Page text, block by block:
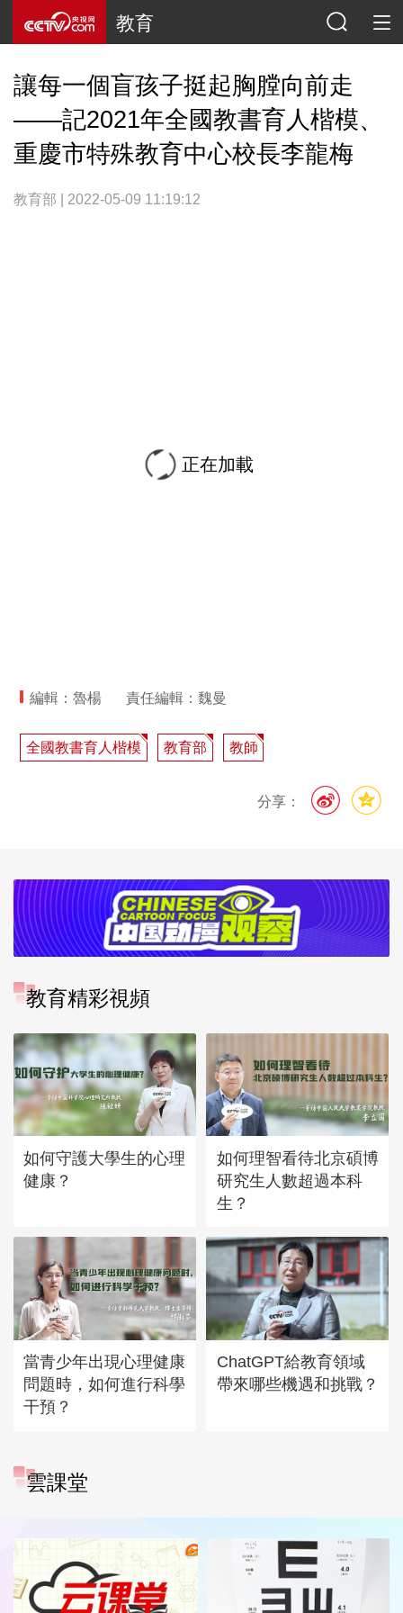
教育
讓每一個盲孩子挺起胸膛向前走
——記2021年全國教書育人楷模、
重慶市特殊教育中心校長李龍梅
教育部 | 2022-05-09 11:19:12
正在加載
編輯：魯楊 責任編輯：魏曼
全國教書育人楷模 教育部 教師
分享：
教育精彩視頻
如何守護大學生的心理
健康？
如何理智看待北京碩博
研究生人數超過本科
生？
當青少年出現心理健康
問題時，如何進行科學
干預？
ChatGPT給教育領域
帶來哪些機遇和挑戰？
雲課堂